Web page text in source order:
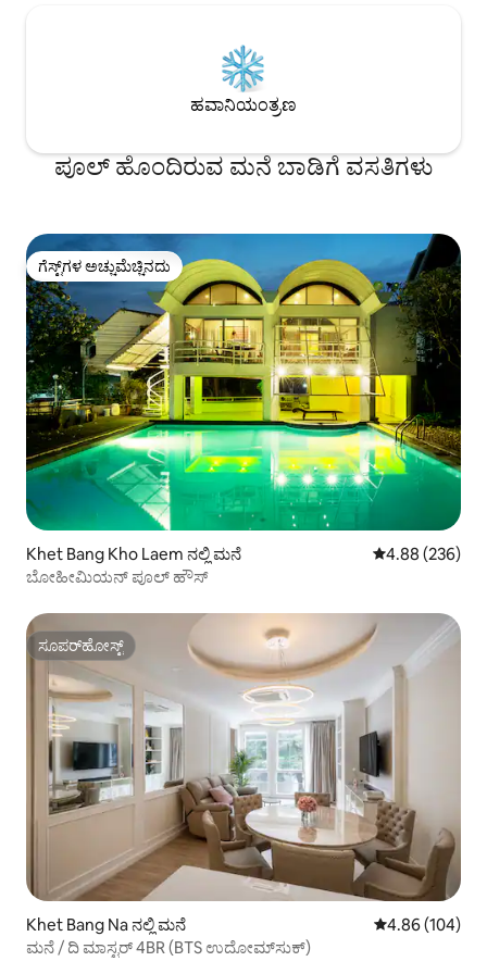
ಹವಾನಿಯಂತ್ರಣ
ಪೂಲ್ ಹೊಂದಿರುವ ಮನೆ ಬಾಡಿಗೆ ವಸತಿಗಳು
ಗೆಸ್ಟ್‌ಗಳ ಅಚ್ಚುಮೆಚ್ಚಿನದು
ಗೆಸ್ಟ್‌ಗಳ ಅಚ್ಚುಮೆಚ್ಚಿನದು
Khet Bang Kho Laem ನಲ್ಲಿ ಮನೆ 5 ರಲ್ಲಿ 4.88
4.88 (236)
ಬೋಹೀಮಿಯನ್ ಪೂಲ್ ಹೌಸ್
ಸೂಪರ್‌ಹೋಸ್ಟ್
ಸೂಪರ್‌ಹೋಸ್ಟ್
Khet Bang Na ನಲ್ಲಿ ಮನೆ 5 ರಲ್ಲಿ 4.86
4.86 (104)
ಮನೆ / ದಿ ಮಾಸ್ಟರ್ 4BR (BTS ಉದೋಮ್‌ಸುಕ್)